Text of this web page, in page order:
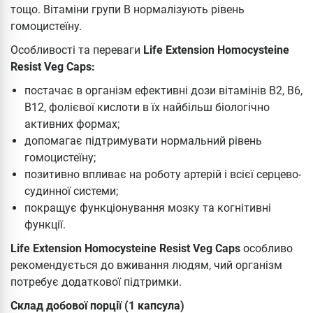
тощо. Вітаміни групи В нормалізують рівень
гомоцистеїну.
Особливості та переваги Life Extension Homocysteine
Resist Veg Caps:
постачає в організм ефективні дози вітамінів В2, B6,
В12, фолієвої кислоти в їх найбільш біологічно
активних формах;
допомагає підтримувати нормальний рівень
гомоцистеїну;
позитивно впливає на роботу артерій і всієї серцево-
судинної системи;
покращує функціонування мозку та когнітивні
функції.
Life Extension Homocysteine Resist Veg Caps особливо
рекомендується до вживання людям, чий організм
потребує додаткової підтримки.
Склад добової порції (1 капсула)